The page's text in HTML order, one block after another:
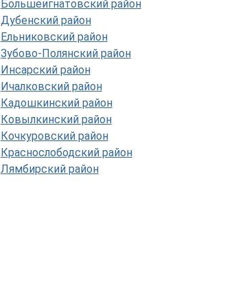
Большеигнатовский район
Дубенский район
Ельниковский район
Зубово-Полянский район
Инсарский район
Ичалковский район
Кадошкинский район
Ковылкинский район
Кочкуровский район
Краснослободский район
Лямбирский район